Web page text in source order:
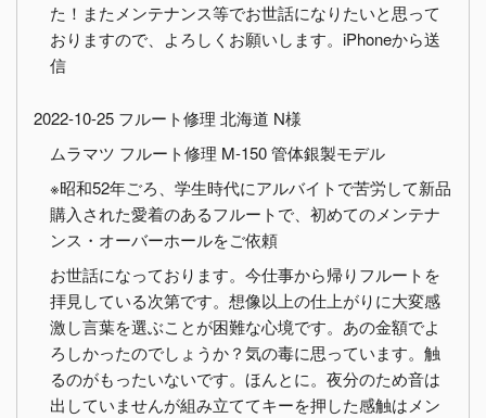
た！またメンテナンス等でお世話になりたいと思って
おりますので、よろしくお願いします。iPhoneから送
信
2022-10-25 フルート修理 北海道 N様
ムラマツ フルート修理 M-150 管体銀製モデル
※昭和52年ごろ、学生時代にアルバイトで苦労して新品
購入された愛着のあるフルートで、初めてのメンテナ
ンス・オーバーホールをご依頼
お世話になっております。今仕事から帰りフルートを
拝見している次第です。想像以上の仕上がりに大変感
激し言葉を選ぶことが困難な心境です。あの金額でよ
ろしかったのでしょうか？気の毒に思っています。触
るのがもったいないです。ほんとに。夜分のため音は
出していませんが組み立ててキーを押した感触はメン